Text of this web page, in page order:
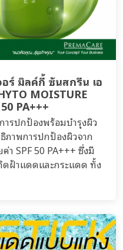
อร์ มิลค์กี้ ซันสกรีน เอ
MOISTURE
PA+++
รปกป้องพร้อมบำรุงผิว
าพการปกป้องผิวจาก
า SPF 50 PA+++ ซึ่งมี
ดฝ้าแดดและกระแดด ทั้ง